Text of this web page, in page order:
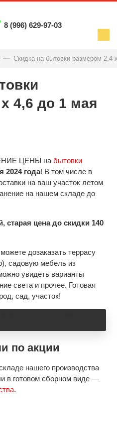
8 (996) 629-97-03
Скидка на бытовки размером 2,4
4,6 до 1 мая
ЦЕНЫ набытовки
2024 года! В том числе в
на ваш участок летом
на нашем складе до
старая цена до скидки 140
дозаказать террасу
садовую мебель из
увидеть варианты
света и прочее. Готовая
сад, участок!
по акции
нашего производства
в готовом сборном виде —
.